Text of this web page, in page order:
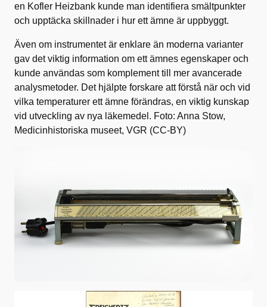
en Kofler Heizbank kunde man identifiera smältpunkter
och upptäcka skillnader i hur ett ämne är uppbyggt.
Även om instrumentet är enklare än moderna varianter
gav det viktig information om ett ämnes egenskaper och
kunde användas som komplement till mer avancerade
analysmetoder. Det hjälpte forskare att förstå när och vid
vilka temperaturer ett ämne förändras, en viktig kunskap
vid utveckling av nya läkemedel. Foto: Anna Stow,
Medicinhistoriska museet, VGR (CC-BY)